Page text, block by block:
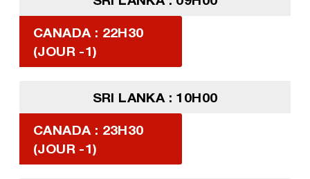
CANADA : 22H30
(JOUR -1)
SRI LANKA : 10H00
CANADA : 23H30
(JOUR -1)